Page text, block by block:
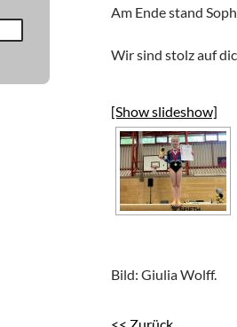
Am Ende stand
Wir sind stolz auf
[Show slideshow]
Bild: Giulia Wolff.